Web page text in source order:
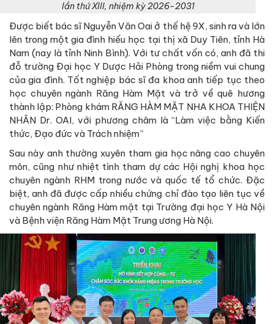
lần thứ XIII, nhiệm kỳ 2026-2031
Được biết bác sĩ Nguyễn Văn Oai ở thế hệ 9X, sinh ra và lớn
lên trong một gia đình hiếu học tại thị xã Duy Tiên, tỉnh Hà
Nam (nay là tỉnh Ninh Bình). Với tư chất vốn có, anh đã thi
đỗ trường Đại học Y Dược Hải Phòng trong niềm vui chung
của gia đình. Tốt nghiệp bác sĩ đa khoa anh tiếp tục theo
học chuyên ngành Răng Hàm Mặt và trở về quê hương
thành lập: Phòng khám RĂNG HÀM MẶT NHA KHOA THIỆN
NHÂN Dr. OAI, với phương châm là “Làm việc bằng Kiến
thức, Đạo đức và Trách nhiệm”
Sau này anh thường xuyên tham gia học nâng cao chuyên
môn, cũng như nhiệt tình tham dự các Hội nghị khoa học
chuyên ngành RHM trong nước và quốc tế tổ chức. Đặc
biệt, anh đã được cấp nhiều chứng chỉ đào tạo liên tục về
chuyên ngành Răng Hàm mặt tại Trường đại học Y Hà Nội
và Bệnh viện Răng Hàm Mặt Trung ương Hà Nội.